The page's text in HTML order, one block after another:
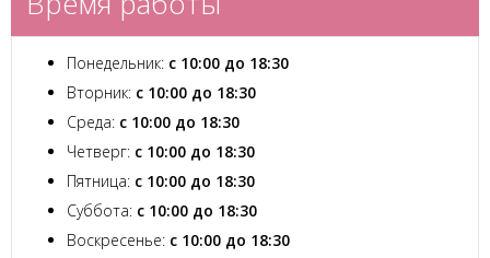
Понедельник: с 10:00 до 18:30
Вторник: с 10:00 до 18:30
Среда: с 10:00 до 18:30
Четверг: с 10:00 до 18:30
Пятница: с 10:00 до 18:30
Суббота: с 10:00 до 18:30
Воскресенье: с 10:00 до 18:30